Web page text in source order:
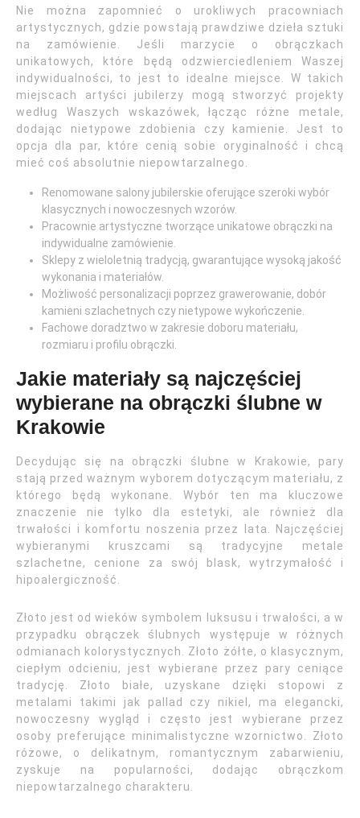
Nie można zapomnieć o urokliwych pracowniach
artystycznych, gdzie powstają prawdziwe dzieła sztuki
na zamówienie. Jeśli marzycie o obrączkach
unikatowych, które będą odzwierciedleniem Waszej
indywidualności, to jest to idealne miejsce. W takich
miejscach artyści jubilerzy mogą stworzyć projekty
według Waszych wskazówek, łącząc różne metale,
dodając nietypowe zdobienia czy kamienie. Jest to
opcja dla par, które cenią sobie oryginalność i chcą
mieć coś absolutnie niepowtarzalnego.
Renomowane salony jubilerskie oferujące szeroki wybór
klasycznych i nowoczesnych wzorów.
Pracownie artystyczne tworzące unikatowe obrączki na
indywidualne zamówienie.
Sklepy z wieloletnią tradycją, gwarantujące wysoką jakość
wykonania i materiałów.
Możliwość personalizacji poprzez grawerowanie, dobór
kamieni szlachetnych czy nietypowe wykończenie.
Fachowe doradztwo w zakresie doboru materiału,
rozmiaru i profilu obrączki.
Jakie materiały są najczęściej
wybierane na obrączki ślubne w
Krakowie
Decydując się na obrączki ślubne w Krakowie, pary
stają przed ważnym wyborem dotyczącym materiału, z
którego będą wykonane. Wybór ten ma kluczowe
znaczenie nie tylko dla estetyki, ale również dla
trwałości i komfortu noszenia przez lata. Najczęściej
wybieranymi kruszcami są tradycyjne metale
szlachetne, cenione za swój blask, wytrzymałość i
hipoalergiczność.
Złoto jest od wieków symbolem luksusu i trwałości, a w
przypadku obrączek ślubnych występuje w różnych
odmianach kolorystycznych. Złoto żółte, o klasycznym,
ciepłym odcieniu, jest wybierane przez pary ceniące
tradycję. Złoto białe, uzyskane dzięki stopowi z
metalami takimi jak pallad czy nikiel, ma elegancki,
nowoczesny wygląd i często jest wybierane przez
osoby preferujące minimalistyczne wzornictwo. Złoto
różowe, o delikatnym, romantycznym zabarwieniu,
zyskuje na popularności, dodając obrączkom
niepowtarzalnego charakteru.